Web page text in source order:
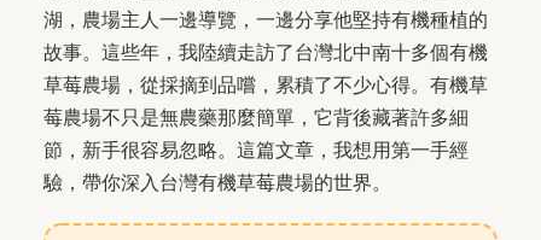
湖，農場主人一邊導覽，一邊分享他堅持有機種植的
故事。這些年，我陸續走訪了台灣北中南十多個有機
草莓農場，從採摘到品嚐，累積了不少心得。有機草
莓農場不只是無農藥那麼簡單，它背後藏著許多細
節，新手很容易忽略。這篇文章，我想用第一手經
驗，帶你深入台灣有機草莓農場的世界。